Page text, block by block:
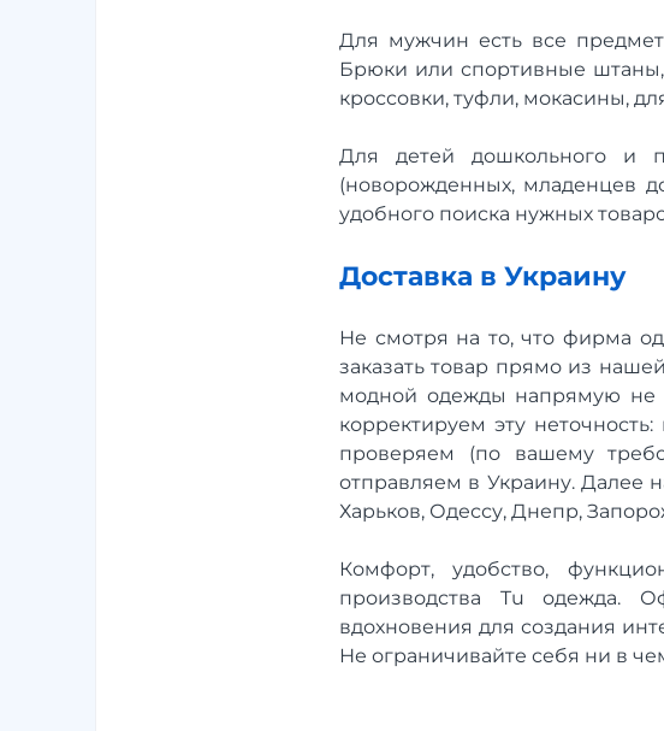
Для мужчин есть все
Брюки или спортивные штаны,
кроссовки, туфли, мокасины,
Для детей дошкольного и
(новорожденных, младенцев
удобного поиска нужных
Доставка в Украину
Не смотря на то, что фирма
заказать товар прямо из
модной одежды напрямую не
корректируем эту
проверяем (по вашему
отправляем в Украину. Далее
Харьков, Одессу, Днепр,
Комфорт, удобство,
производства Tu одежда.
вдохновения для создания
Не ограничивайте себя ни в